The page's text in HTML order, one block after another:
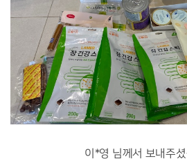
이*영 님께서 보내주